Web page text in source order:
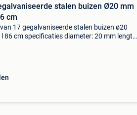
stalen buizen Ø20 mm
cm
17 gegalvaniseerde stalen buizen ø20
86 cm specificaties diameter: 20 mm lengte: